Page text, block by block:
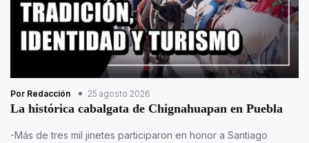
Por Redacción 25 agosto 2026
La histórica cabalgata de Chignahuapan en Puebla
-Más de tres mil jinetes participaron en honor a Santiago